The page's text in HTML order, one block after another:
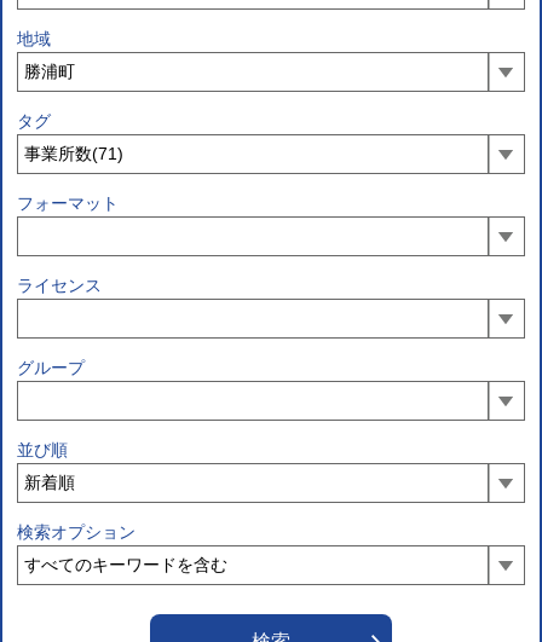
地域
タグ
フォーマット
ライセンス
グループ
並び順
検索オプション